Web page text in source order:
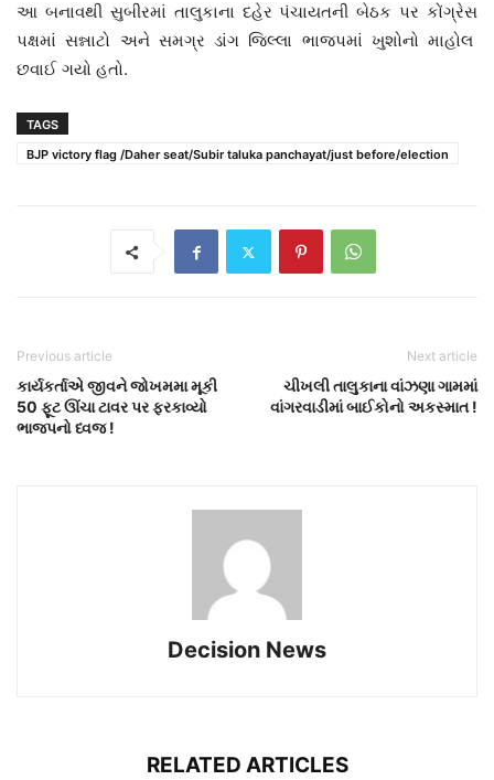
આ બનાવથી સુબીરમાં તાલુકાના દહેર પંચાયતની બેઠક પર કોંગ્રેસ
પક્ષમાં સન્નાટો અને સમગ્ર ડાંગ જિલ્લા ભાજપમાં ખુશોનો માહોલ
છવાઈ ગયો હતો.
TAGS
BJP victory flag /Daher seat/Subir taluka panchayat/just before/election
Previous article
કાર્યકર્તાએ જીવને જોખમમા મૂકી
50 ફૂટ ઊંચા ટાવર પર ફરકાવ્યો
ભાજપનો ધ્વજ !
Next article
ચીખલી તાલુકાના વાંઝણા ગામમાં
વાંગરવાડીમાં બાઈકોનો અકસ્માત !
Decision News
RELATED ARTICLES